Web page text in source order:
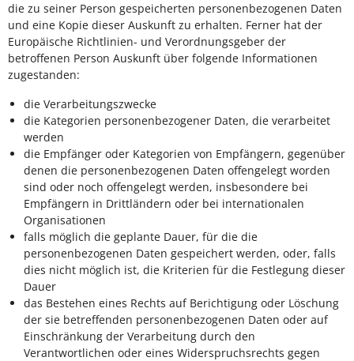
die zu seiner Person gespeicherten personenbezogenen Daten
und eine Kopie dieser Auskunft zu erhalten. Ferner hat der
Europäische Richtlinien- und Verordnungsgeber der
betroffenen Person Auskunft über folgende Informationen
zugestanden:
die Verarbeitungszwecke
die Kategorien personenbezogener Daten, die verarbeitet
werden
die Empfänger oder Kategorien von Empfängern, gegenüber
denen die personenbezogenen Daten offengelegt worden
sind oder noch offengelegt werden, insbesondere bei
Empfängern in Drittländern oder bei internationalen
Organisationen
falls möglich die geplante Dauer, für die die
personenbezogenen Daten gespeichert werden, oder, falls
dies nicht möglich ist, die Kriterien für die Festlegung dieser
Dauer
das Bestehen eines Rechts auf Berichtigung oder Löschung
der sie betreffenden personenbezogenen Daten oder auf
Einschränkung der Verarbeitung durch den
Verantwortlichen oder eines Widerspruchsrechts gegen